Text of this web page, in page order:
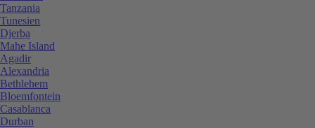
Tanzania
Tunesien
Djerba
Mahe Island
Agadir
Alexandria
Bethlehem
Bloemfontein
Casablanca
Durban